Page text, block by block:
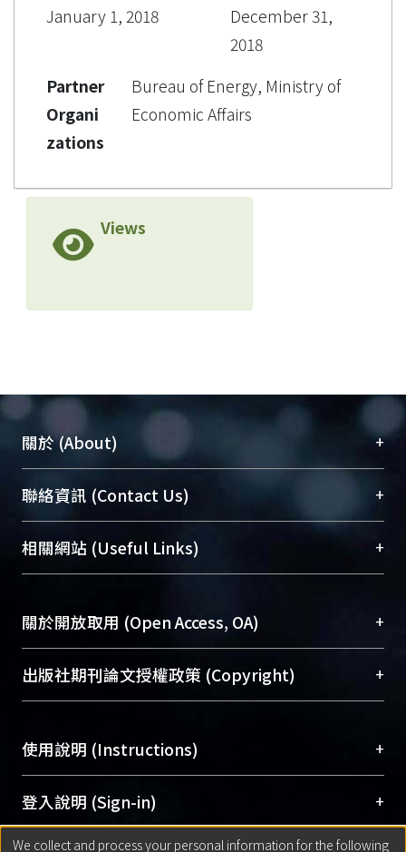
January 1, 2018
December 31,
2018
Partner
Organi
zations
Bureau of Energy, Ministry of
Economic Affairs
Views
關於 (About) +
臺大位居世界頂尖大學之列，為永久珍藏及向國際
展現本校豐碩的研究成果及學術能量，圖書館整合
機構典藏（NTUR）與學術庫（AH）不同功能平
台，成為臺大學術典藏NTU scholars。期能整合研
成果。
To permanently archive and promote researcher
profiles and scholarly works, Library integrates the
services of “NTU Repository” with “Academic
聯絡資訊 (Contact Us) +
總館學科館員(Main Library)
醫學圖書館學科館員(Medical Library)
Sciences Library)
相關網站 (Useful Links) +
關於開放取用 (Open Access, OA) +
開放取用是從使用者角度提升資訊取用性的社會運
動，應用在學術研究上是透過將研究著作公開供使
用逐年攀升。同時可加速研究發展、提升研究影響
Archive）平台。 （點選深入了解OA）
出版社期刊論文授權政策 (Copyright) +
含部分內容的版權非匯入者所有，或由第三方贊
助與合作完成，請確認該版權所有者及第三方同
意提供此授權。
Please represent that the submission is your
original work, and that you have the right to
使用說明 (Instructions) +
網站簡介(Quickstart Guide)
使用手冊(Instruction Manual)
登入說明 (Sign-in) +
We collect and process your personal information for the following